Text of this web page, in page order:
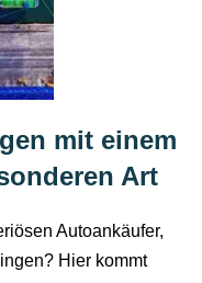
mit einem
Art
Autoankäufer,
Hier kommt